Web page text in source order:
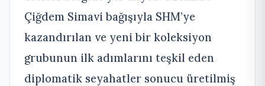
Çiğdem Simavi bağışıyla SHM’ye
kazandırılan ve yeni bir koleksiyon
grubunun ilk adımlarını teşkil eden
diplomatik seyahatler sonucu üretilmiş